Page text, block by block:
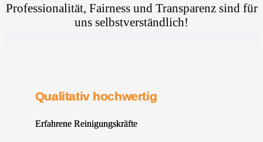
Professionalität, Fairness und Transparenz sind für
uns selbstverständlich!
Qualitativ hochwertig
Erfahrene Reinigungskräfte